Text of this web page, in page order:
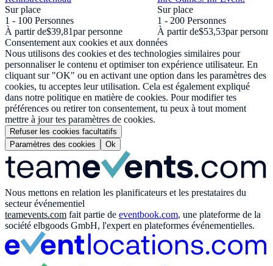
Sur place
1 - 100 Personnes
À partir de$39,81par personne
Sur place
1 - 200 Personnes
À partir de$53,53par
Consentement aux cookies et aux données
Nous utilisons des cookies et des technologies similaires pour
personnaliser le contenu et optimiser ton expérience utilisateur. En
cliquant sur "OK" ou en activant une option dans les paramètres des
cookies, tu acceptes leur utilisation. Cela est également expliqué
dans notre politique en matière de cookies. Pour modifier tes
préférences ou retirer ton consentement, tu peux à tout moment
mettre à jour tes paramètres de cookies.
Refuser les cookies facultatifs
Paramètres des cookies
Ok
Nous mettons en relation les planificateurs et les prestataires du
secteur événementiel
teamevents.com fait partie de eventbook.com, une plateforme de la
société elbgoods GmbH, l'expert en plateformes événementielles.